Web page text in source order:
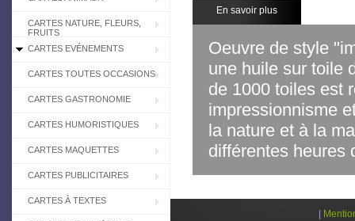
CARTES NATURE, FLEURS,
FRUITS
CARTES EVÉNEMENTS
CARTES TOUTES OCCASIONS
CARTES GASTRONOMIE
CARTES HUMORISTIQUES
CARTES MAQUETTES
CARTES PUBLICITAIRES
CARTES À TEXTES
En savoir plus
Oeuvre de style
une huile sur toile
de 1000 toiles est
impressionnisme
la nature et à la
différentes heures